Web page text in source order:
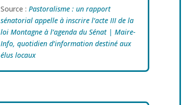
Source : Pastoralisme : un rapport
sénatorial appelle à inscrire l’acte III de la
loi Montagne à l’agenda du Sénat | Maire-
Info, quotidien d’information destiné aux
élus locaux